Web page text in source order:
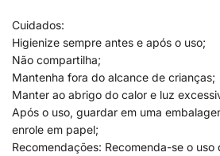
Cuidados:
Higienize sempre antes e após o uso;
Não compartilha;
Mantenha fora do alcance de crianças;
Manter ao abrigo do calor e luz
Após o uso, guardar em uma
enrole em papel;
Recomendações: Recomenda-se o